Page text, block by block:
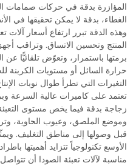
المؤازرة بدقة في حركات صمامات
الغطاء، بدقة لا يمكن تحقيقها في
وهذه الدقة تبرر ارتفاع أسعار
المنتج وتحسين الاتساق. وتراقب
برمتها باستمرار، وتعوّض تلقائيًّا
حرارة السائل أو مستويات الكربنة
التغيرات التي تطرأ طوال نوبات
تعتمد على كاميرات عالية السرعة
زجاجة بدقة فيما يخص مستوى
وموضع الملصق، وعيوب الحاوية،
قبل وصولها إلى مناطق التغليف.
الأوسع تكنولوجياً تتزايد أهميتها
مناسبة لآلات تعبئة الصودا أن